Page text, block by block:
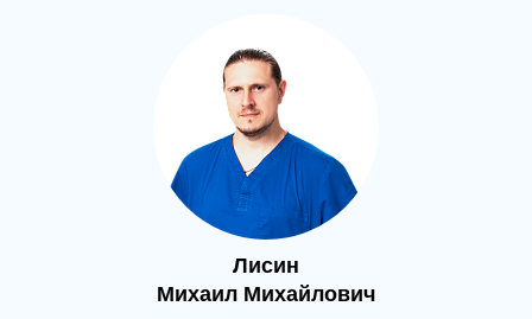
Лисин
Михаил Михайлович